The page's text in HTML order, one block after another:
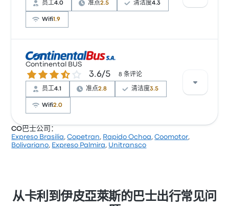
员工4.0 准点2.5 清洁度4.3
Wifi1.9
根据 59 条评论，Bolivariano 提供的本行程被评为 2.8
颗星。旅客对 出发地点 和 车票资源 特别满意，但也有
旅客抱怨 及时性。 Bolivariano 在此路线提供的票价为
¥115 起
Continental BUS
3.6 / 5 星 3.6/5 8 条评论
员工4.1 准点2.8 清洁度3.5
Wifi2.0
根据 8 条评论，该公司在 Busbud 上被评为 3.6 颗星。旅
CO巴士公司：
Expreso Brasilia,Copetran, Rapido Ochoa,Coomotor,
Bolivariano, Expreso Palmira, Unitransco
从卡利到伊皮亞萊斯的巴士出行常见问